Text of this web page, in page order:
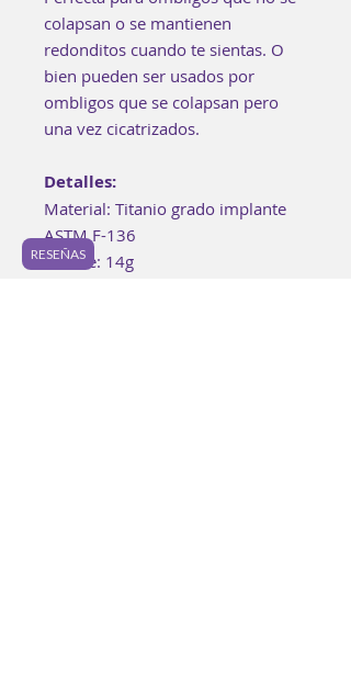
colapsan o se mantienen
redonditos cuando te sientas. O
bien pueden ser usados por
ombligos que se colapsan pero
una vez cicatrizados.
Detalles:
Material: Titanio grado implante
ASTM F-136
Calibre: 14g
RESEÑAS